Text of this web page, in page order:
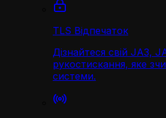
TLS Відпечаток
Дізнайтеся свій JA3,
рукостискання, яке
системи.